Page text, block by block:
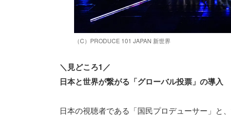
（C）PRODUCE 101 JAPAN 新世界
＼見どころ1／
日本と世界が繋がる「グローバル投票」の導入
日本の視聴者である「国民プロデューサー」と